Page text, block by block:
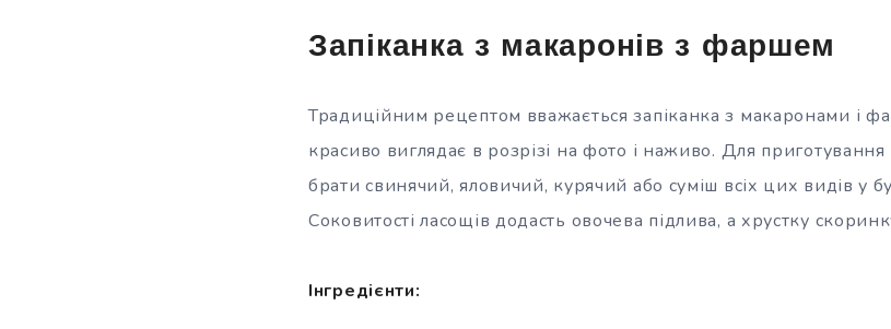
Запіканка з макаронів з фаршем
Традиційним рецептом вважається запіканка з макаронами і
красиво виглядає в розрізі на фото і наживо. Для
брати свинячий, яловичий, курячий або суміш всіх цих видів у
Соковитості ласощів додасть овочева підлива, а хрустку
Інгредієнти: